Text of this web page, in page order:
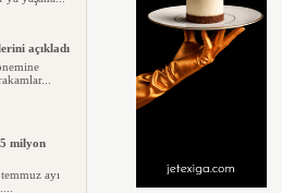
açıkladı
milyon
ayı